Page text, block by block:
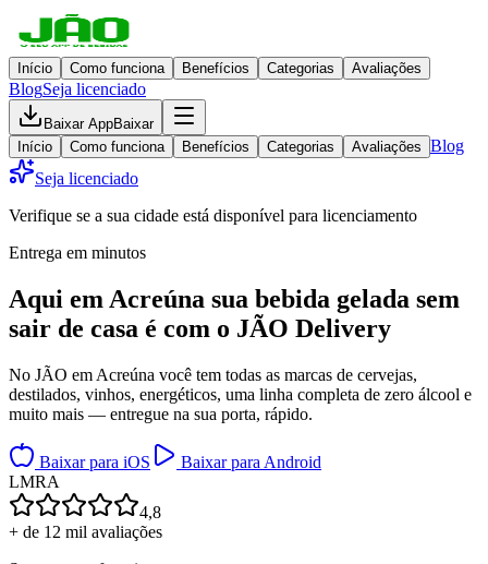
Início Como funciona Benefícios Categorias Avaliações
BlogSeja licenciado
Baixar AppBaixar
Início
Como funciona Benefícios Categorias Avaliações Blog
Seja licenciado
Verifique se a sua cidade está disponível para licenciamento
Entrega em minutos
Aqui em Acreúna sua bebida gelada sem
sair de casa é com o JÃO Delivery
No JÃO em Acreúna você tem todas as marcas de cervejas,
destilados, vinhos, energéticos, uma linha completa de zero álcool e
muito mais — entregue na sua porta, rápido.
Baixar para iOS
Baixar para Android
LMRA
4,8
+ de 12 mil avaliações